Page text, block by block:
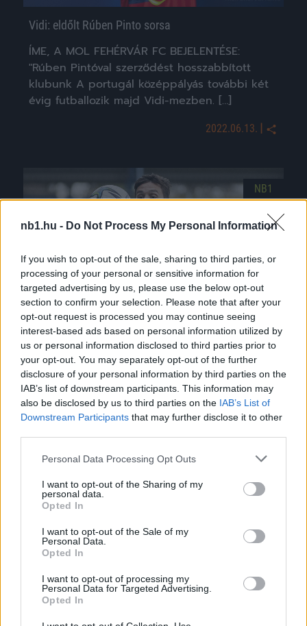
nb1.hu - Do Not Process My Personal Information
If you wish to opt-out of the sale, sharing to third parties, or
processing of your personal or sensitive information for
targeted advertising by us, please use the below opt-out
section to confirm your selection. Please note that after your
opt-out request is processed you may continue seeing
interest-based ads based on personal information utilized by
us or personal information disclosed to third parties prior to
your opt-out. You may separately opt-out of the further
disclosure of your personal information by third parties on the
IAB’s list of downstream participants. This information may
also be disclosed by us to third parties on the IAB’s List of
Downstream Participants that may further disclose it to other
Please note that this website/app uses one or more Google
not limited to your visit or usage behaviour. You may click to
grant or deny consent to Google and its third-party tags to
use your data for below specified purposes in below Google
consent section.
Personal Data Processing Opt Outs
I want to opt-out of the Sharing of my
personal data.
Opted In
I want to opt-out of the Sale of my
Personal Data.
Opted In
I want to opt-out of processing my
Personal Data for Targeted Advertising.
Opted In
Vidi: eldőlt Rúben Pinto sorsa
ÍME, A MOL FEHÉRVÁR FC BEJELENTÉSE:
"Rúben Pintóval szerződést hosszabbított
klubunk A portugál középpályás további két
évig futballozik majd Vidi-mezben. […]
2022.06.13. |
NB1
Vidi: román csapat vinné a középpályást
A digisport.ro értesülése szerint Romániában
folytathatja a pályafutását Ruben Pinto. A
MOL Fehérvár 30 éves középpályásának
június végén lejár a […]
2022.05.25. |
NB1